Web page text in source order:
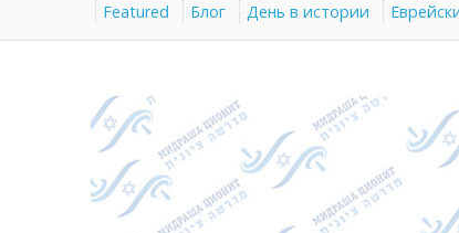
Featured Блог День в истории